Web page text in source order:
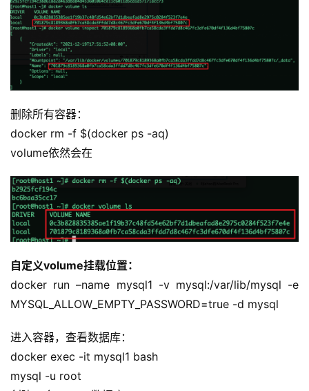
删除所有容器：
docker rm -f $(docker ps -aq)
volume依然会在
自定义volume挂载位置：
docker run –name mysql1 -v mysql:/var/lib/mysql -e
MYSQL_ALLOW_EMPTY_PASSWORD=true -d mysql
进入容器，查看数据库：
docker exec -it mysql1 bash
mysql -u root